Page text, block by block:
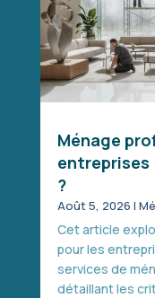
Ménage
entreprises
?
Août 5, 2026 |
Cet article
pour les
services de
détaillant les